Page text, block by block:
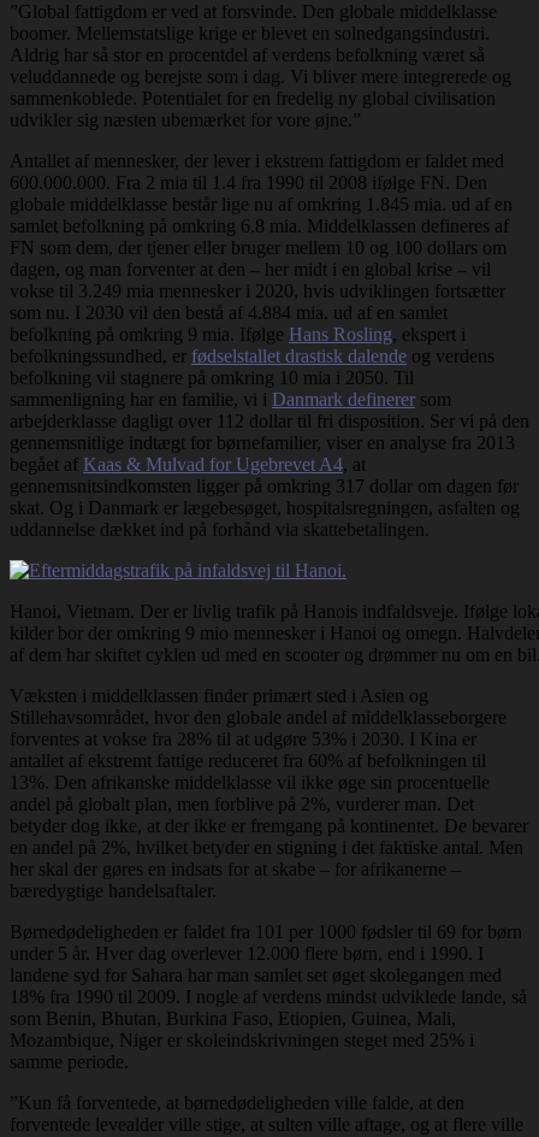
”Global fattigdom er ved at forsvinde. Den globale middelklasse
boomer. Mellemstatslige krige er blevet en solnedgangsindustri.
Aldrig har så stor en procentdel af verdens befolkning været så
veluddannede og berejste som i dag. Vi bliver mere integrerede og
sammenkoblede. Potentialet for en fredelig ny global civilisation
udvikler sig næsten ubemærket for vore øjne.”
Antallet af mennesker, der lever i ekstrem fattigdom er faldet med
600.000.000. Fra 2 mia til 1.4 fra 1990 til 2008 ifølge FN. Den
globale middelklasse består lige nu af omkring 1.845 mia. ud af en
samlet befolkning på omkring 6.8 mia. Middelklassen defineres af
FN som dem, der tjener eller bruger mellem 10 og 100 dollars om
dagen, og man forventer at den – her midt i en global krise – vil
vokse til 3.249 mia mennesker i 2020, hvis udviklingen fortsætter
som nu. I 2030 vil den bestå af 4.884 mia. ud af en samlet
befolkning på omkring 9 mia. Ifølge Hans Rosling, ekspert i
befolkningssundhed, er fødselstallet drastisk dalende og verdens
befolkning vil stagnere på omkring 10 mia i 2050. Til
sammenligning har en familie, vi i Danmark definerer som
arbejderklasse dagligt over 112 dollar til fri disposition. Ser vi på den
gennemsnitlige indtægt for børnefamilier, viser en analyse fra 2013
begået af Kaas & Mulvad for Ugebrevet A4, at
gennemsnitsindkomsten ligger på omkring 317 dollar om dagen før
skat. Og i Danmark er lægebesøget, hospitalsregningen, asfalten og
uddannelse dækket ind på forhånd via skattebetalingen.
Hanoi, Vietnam. Der er livlig trafik på Hanois indfaldsveje. Ifølge
kilder bor der omkring 9 mio mennesker i Hanoi og omegn.
af dem har skiftet cyklen ud med en scooter og drømmer nu om en
Væksten i middelklassen finder primært sted i Asien og
Stillehavsområdet, hvor den globale andel af middelklasseborgere
forventes at vokse fra 28% til at udgøre 53% i 2030. I Kina er
antallet af ekstremt fattige reduceret fra 60% af befolkningen til
13%. Den afrikanske middelklasse vil ikke øge sin procentuelle
andel på globalt plan, men forblive på 2%, vurderer man. Det
betyder dog ikke, at der ikke er fremgang på kontinentet. De bevarer
en andel på 2%, hvilket betyder en stigning i det faktiske antal. Men
her skal der gøres en indsats for at skabe – for afrikanerne –
bæredygtige handelsaftaler.
Børnedødeligheden er faldet fra 101 per 1000 fødsler til 69 for børn
under 5 år. Hver dag overlever 12.000 flere børn, end i 1990. I
landene syd for Sahara har man samlet set øget skolegangen med
18% fra 1990 til 2009. I nogle af verdens mindst udviklede lande, så
som Benin, Bhutan, Burkina Faso, Etiopien, Guinea, Mali,
Mozambique, Niger er skoleindskrivningen steget med 25% i
samme periode.
”Kun få forventede, at børnedødeligheden ville falde, at den
forventede levealder ville stige, at sulten ville aftage, og at flere ville